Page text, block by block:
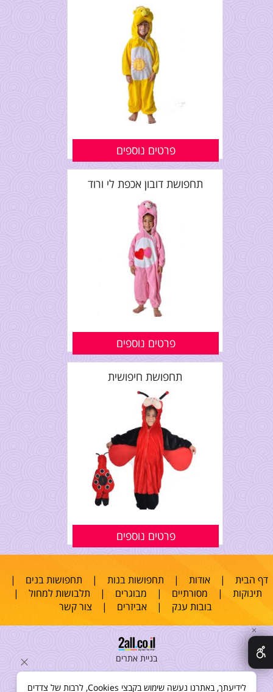
פרטים נוספים
תחפושת דובון אכפת לי ורוד
פרטים נוספים
תחפושת חיפושית
פרטים נוספים
דף הבית |אודות | תחפושות בנות | תחפושות בנים |
תינוקות | מסורתיים | מבוגרים | תלבושות למחול |
בובות ענק |אביזרים | צור קשר
בניית אתרים
✕
לידיעתך, באתרנו נעשה שימוש בקבצי Cookies, לרבות של צדדים